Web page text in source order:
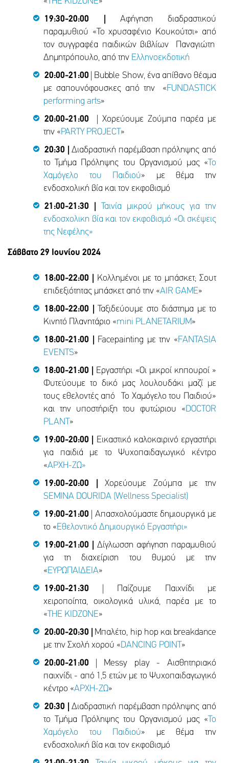
19:30-20:00 |Αφήγηση διαδραστικού
παραμυθιού «Το χρυσαφένιο Κουκούτσι» από
τον συγγραφέα παιδικών βιβλίων Παναγιώτη
Δημητρόπουλο, από την Ελληνοεκδοτική
20:00-21:00 | Bubble Show, ένα απίθανο θέαμα
με σαπουνόφουσκες από την «FUNDASTICK
performing arts»
20:00-21:00 | Χορεύουμε Ζούμπα παρέα με
την «PARTY PROJECT »
20:30 |Διαδραστική παρέμβαση πρόληψης από
το Τμήμα Πρόληψης του Οργανισμού μας « Το
Χαμόγελο του Παιδιού» με θέμα την
ενδοσχολική βία και τον εκφοβισμό
21:00-21:30 |
Ταινία μικρού μήκους για την
ενδοσχολικη βία και τον εκφοβισμό «Οι σκέψεις
της Νεφέλης»
Σάββατο 29 Ιουνίου 2024
18:00-22:00 | Κολλημένοι με το μπάσκετ; Σουτ
επιδεξιότητας μπάσκετ από την «ΑΙR GAME»
18:00-22:00 |
Ταξιδεύουμε στο διάστημα με το
Κινητό Πλανητάριο «mini PLANETARIUM»
18:00-21:00 | Facepainting με την «FANTASIA
EVENTS»
18:00-21:00 | Εργαστήρι «Οι μικροί κηπουροί »
Φυτεύουμε το δικό μας λουλουδάκι μαζί με
τους εθελοντές από Το Χαμόγελο του Παιδιού»
και την υποστήριξη του φυτώριου «DOCTOR
PLANT »
19:00-20:00 | Εικαστικό καλοκαιρινό εργαστήρι
για παιδιά με το Ψυχοπαιδαγωγικό κέντρο
«ΑΡΧΗ-ΖΩ»
19:00-20:00 |
Χορεύουμε Ζούμπα με την
SEMINA DOURIDA (Wellness Specialist)
19:00-21:00 | Απασχολούμαστε δημιουργικά με
το «Εθελοντικό Δημιουργικό Εργαστήρι»
19:00-21:00 | Δίγλωσση αφήγηση παραμυθιού
για τη διαχείριση του θυμού με την
«ΕΥΡΩΠΑΙΔΕΙΑ»
19:00-21:30 | Παίζουμε Παιχνίδι με
χειροποίητα, οικολογικά υλικά, παρέα με το
« TΗΕ ΚIDZONE»
20:00-20:30 |
Μπαλέτο, hip hop και breakdance
με την Σχολή χορού «DΑNCING POINT »
20:00-21:00 | Messy play - Αισθητηριακό
παιχνίδι - από 1,5 ετών με το Ψυχοπαιδαγωγικό
κέντρο «ΑΡΧΗ-ΖΩ»
20:30 |Διαδραστική παρέμβαση πρόληψης από
το Tμήμα Πρόληψης του Οργανισμού μας « Το
Χαμόγελο του Παιδιού» με θέμα την
ενδοσχολική βία και τον εκφοβισμό